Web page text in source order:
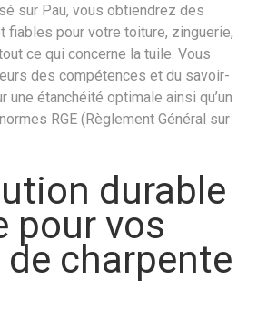
sur Pau, vous obtiendrez des
fiables pour votre toiture, zinguerie,
ce qui concerne la tuile. Vous
des compétences et du savoir-
une étanchéité optimale ainsi qu’un
RGE (Règlement Général sur
durable
pour vos
charpente